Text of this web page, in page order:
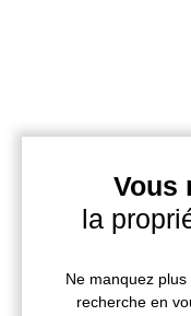
Vous
la
Ne manquez
recherche en